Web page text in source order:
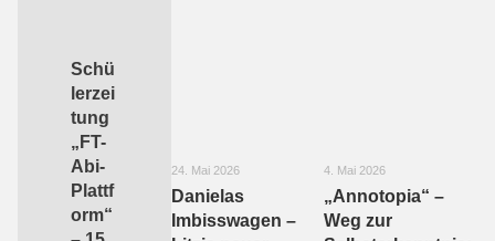
Schü
lerzei
tung
„FT-
Abi-
Plattf
orm“
24. Mai 2026
Danielas
Imbisswagen –
4. Mai 2026
„Annotopia“ –
Weg zur